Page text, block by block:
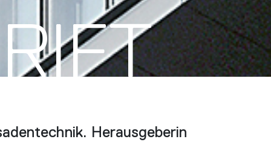
Herausgeberin